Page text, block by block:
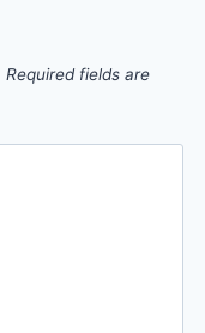
Required fields are